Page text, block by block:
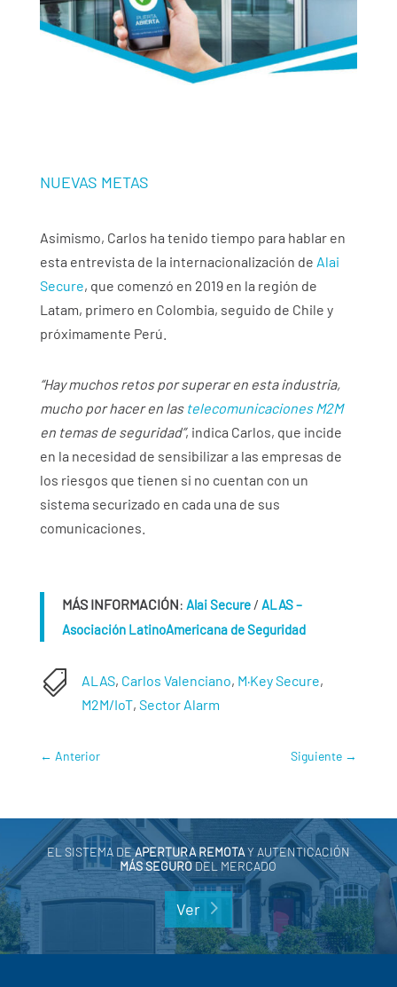
NUEVAS METAS
Asimismo, Carlos ha tenido tiempo para hablar en
esta entrevista de la internacionalización de Alai
Secure, que comenzó en 2019 en la región de
Latam, primero en Colombia, seguido de Chile y
próximamente Perú.
“Hay muchos retos por superar en esta industria,
mucho por hacer en las telecomunicaciones M2M
en temas de seguridad”, indica Carlos, que incide
en la necesidad de sensibilizar a las empresas de
los riesgos que tienen si no cuentan con un
sistema securizado en cada una de sus
comunicaciones.
MÁS INFORMACIÓN: Alai Secure/ ALAS –
Asociación LatinoAmericana de Seguridad
 ALAS, Carlos Valenciano, M·Key Secure,
M2M/IoT, Sector Alarm
← Anterior Siguiente →
EL SISTEMA DEAPERTURA REMOTAY AUTENTICACIÓN
MÁS SEGURODEL MERCADO
Ver